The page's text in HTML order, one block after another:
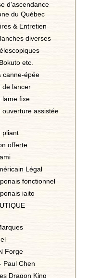
d'ascendance
du Québec
& Entretien
diverses
etc.
canne-épée
de lancer
lame fixe
ouverture assistée
pliant
offerte
Légal
fonctionnel
iaito
Forge
Paul Chen
Dragon King